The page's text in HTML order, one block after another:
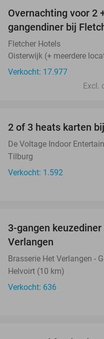
Overnachting voor 2
gangendiner bij
Fletcher Hotels
Oisterwijk (+ meerdere
Verkocht: 17.977
Excl.
2 of 3 heats karten
De Voltage Indoor
Tilburg
Verkocht: 1.592
3-gangen
Verlangen
Brasserie Het Verlangen -
Helvoirt (10 km)
Verkocht: 636